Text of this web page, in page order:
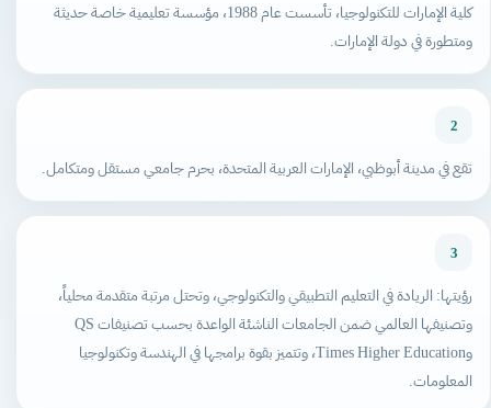
كلية الإمارات للتكنولوجيا، تأسست عام 1988، مؤسسة تعليمية خاصة حديثة
ومتطورة في دولة الإمارات.
2
تقع في مدينة أبوظبي، الإمارات العربية المتحدة، بحرم جامعي مستقل ومتكامل.
3
رؤيتها: الريادة في التعليم التطبيقي والتكنولوجي، وتحتل مرتبة متقدمة محلياً،
وتصنيفها العالمي ضمن الجامعات الناشئة الواعدة بحسب تصنيفات QS
وTimes Higher Education، وتتميز بقوة برامجها في الهندسة وتكنولوجيا
المعلومات.